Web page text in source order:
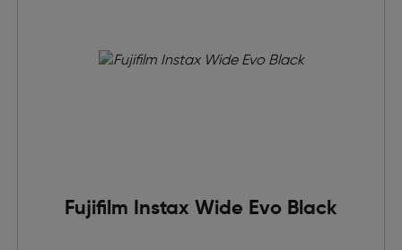
Fujifilm Instax Wide Evo Black